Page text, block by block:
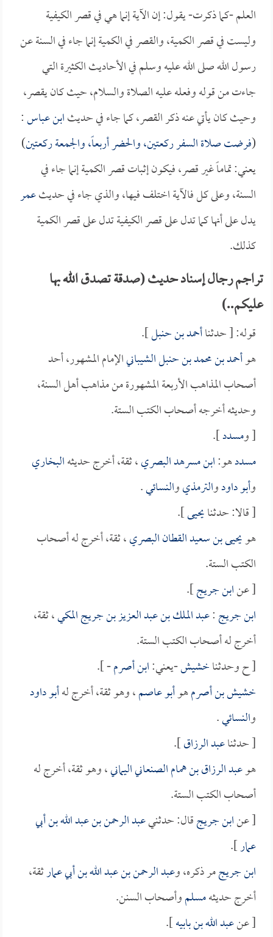
العلم -كما ذكرت- يقول: إن الآية إنما هي في قصر الكيفية
وليست في قصر الكمية، والقصر في الكمية إنما جاء في السنة عن
رسول الله صلى الله عليه وسلم في الأحاديث الكثيرة التي
جاءت من قوله وفعله عليه الصلاة والسلام، حيث كان يقصر،
وحيث كان يأتي عنه ذكر القصر، كما جاء في حديثابن عباس:
(فرضت صلاة السفر ركعتين، والحضر أربعاً، والجمعة ركعتين)
يعني: تماماً غير قصر، فيكون إثبات قصر الكمية إنما جاء في
السنة، وعلى كل فالآية اختلف فيها، والذي جاء في حديثعمر
يدل على أنها كما تدل على قصر الكيفية تدل على قصر الكمية
كذلك.
تراجم رجال إسناد حديث (صدقة تصدق الله بها
عليكم..)
قوله: [ حدثناأحمد بن حنبل].
هوأحمد بن محمد بن حنبل الشيبانيالإمام المشهور، أحد
أصحاب المذاهب الأربعة المشهورة من مذاهب أهل السنة،
وحديثه أخرجه أصحاب الكتب الستة.
[ ومسدد].
مسددهو:ابن مسرهد البصري، ثقة، أخرج حديثهالبخاري
وأبو داودوالترمذيوالنسائي.
[ قالا: حدثنايحيى].
هويحيى بن سعيد القطان البصري، ثقة، أخرج له أصحاب
الكتب الستة.
[ عنابن جريج].
ابن جريج:عبد الملك بن عبد العزيز بن جريج المكي، ثقة،
أخرج له أصحاب الكتب الستة.
[ ح وحدثناخشيش-يعني:ابن أصرم- ].
خشيش بن أصرمهوأبو عاصم، وهو ثقة، أخرج لهأبو داود
والنسائي.
[ حدثناعبد الرزاق].
هوعبد الرزاق بن همام الصنعاني اليماني، وهو ثقة، أخرج له
أصحاب الكتب الستة.
[ عنابن جريجقال: حدثنيعبد الرحمن بن عبد الله بن أبي
عمار].
ابن جريجمر ذكره، وعبد الرحمن بن عبد الله بن أبي عمارثقة،
أخرج حديثهمسلموأصحاب السنن.
[ عنعبد الله بن بابيه].